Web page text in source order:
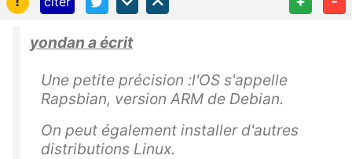
yondan a écrit
Une petite précision :l'OS s'appelle
Rapsbian, version ARM de Debian.
On peut également installer d'autres
distributions Linux.